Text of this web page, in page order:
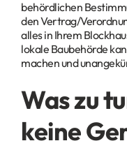
behördlichen
den Vertrag/
alles in Ihrem
lokale Baubehörde
machen und
Was zu
keine